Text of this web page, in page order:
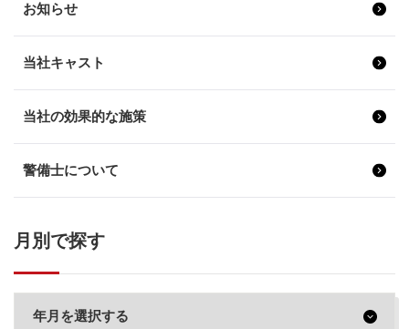
お知らせ
当社キャスト
当社の効果的な施策
警備士について
月別で探す